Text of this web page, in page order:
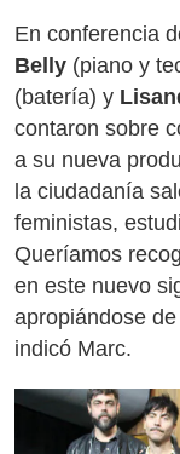
En conferencia
Belly (piano y
(batería) y
contaron sobre
a su nueva
la ciudadanía
feministas,
Queríamos
en este nuevo
apropiándose
indicó Marc.